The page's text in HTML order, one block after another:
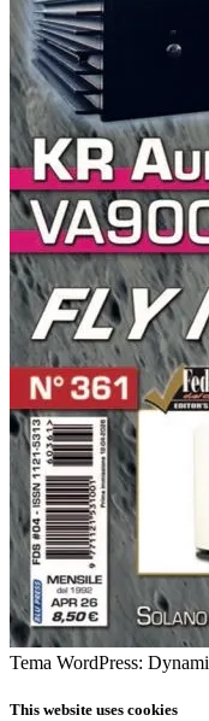
Tema WordPress:
This website uses cookies